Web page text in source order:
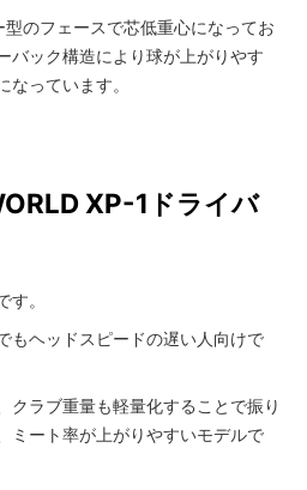
のフェースで芯低重心になってお
バック構造により球が上がりやす
なっています。
XP-1ドライバ
。
もヘッドスピードの遅い人向けで
クラブ重量も軽量化することで振り
ミート率が上がりやすいモデルで